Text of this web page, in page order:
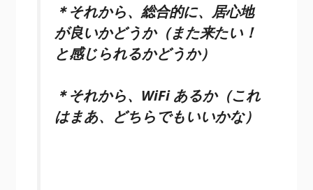
＊それから、総合的に、居心地
が良いかどうか（また来たい！
と感じられるかどうか）
＊それから、WiFi あるか（これ
はまあ、どちらでもいいかな）